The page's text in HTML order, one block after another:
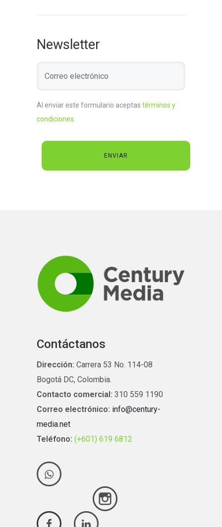
Newsletter
Al enviar este formulario aceptas términos y
condiciones
Contáctanos
Dirección: Carrera 53 No. 114-08
Bogotá DC, Colombia.
Contacto comercial: 310 559 1190
Correo electrónico: info@century-
media.net
Teléfono: (+601) 619 6812